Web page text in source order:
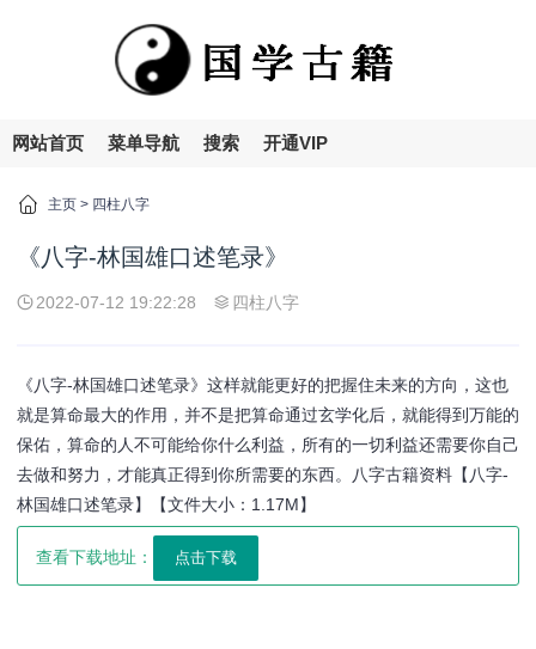
网站首页 菜单导航 搜索 开通VIP
主页 > 四柱八字
《八字-林国雄口述笔录》
2022-07-12 19:22:28 四柱八字
《八字-林国雄口述笔录》这样就能更好的把握住未来的方向，这也
就是算命最大的作用，并不是把算命通过玄学化后，就能得到万能的
保佑，算命的人不可能给你什么利益，所有的一切利益还需要你自己
去做和努力，才能真正得到你所需要的东西。八字古籍资料【八字-
林国雄口述笔录】【文件大小：1.17M】
查看下载地址：